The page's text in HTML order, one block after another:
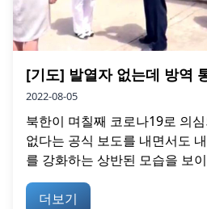
[기도] 발열자 없는데 방역
2022-08-05
북한이 며칠째 코로나19로 의
없다는 공식 보도를 내면서도
를 강화하는 상반된 모습을 보
더보기